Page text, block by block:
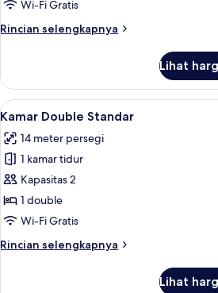
Twin
View)
Wi-Fi Gratis
Rincian selengkapnya
Rincian
Kamar
Twin
Standar,
Tempat
Tidur
Twin
(Princes
Street
View)
Lihat
Lihat
semua
foto
untuk
Kamar
Double
Standar
Kamar
4
Kamar Double Standar
14 meter persegi
1 kamar tidur
Kapasitas 2
1 double
Wi-Fi Gratis
Rincian selengkapnya
Rincian
Lihat